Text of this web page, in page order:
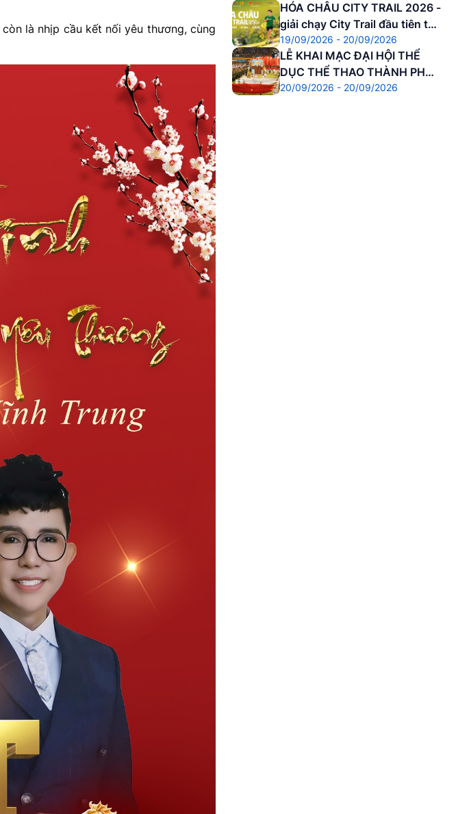
là nhịp cầu kết nối yêu thương, cùng
19/09/2026 - 20/09/2026
HÓA CHÂU CITY TRAIL 2026 -
giải chạy City Trail đầu tiên tại
Cố đô
20/09/2026 - 20/09/2026
LỄ KHAI MẠC ĐẠI HỘI THỂ
DỤC THỂ THAO THÀNH PHỐ
HUẾ